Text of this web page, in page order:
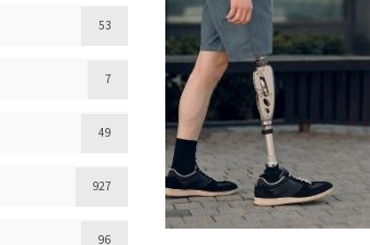
53
7
49
927
96